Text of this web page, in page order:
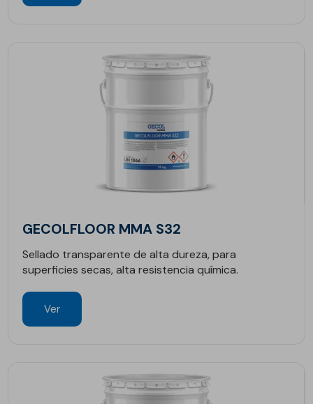
GECOLFLOOR MMA S32
Sellado transparente de alta dureza, para
superficies secas, alta resistencia química.
Ver